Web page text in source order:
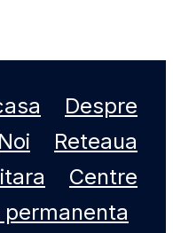
Despre
Noi
Reteaua
Centre
permanenta